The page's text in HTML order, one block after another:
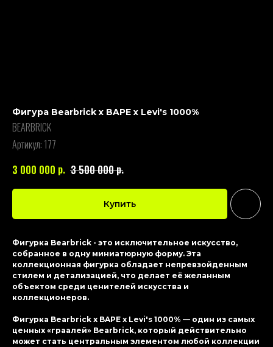
Фигура Bearbrick x BAPE x Levi's 1000%
BEARBRICK
Артикул: 177
3 000 000 р. 3 500 000р.
Купить
Фигурка Bearbrick - это исключительное искусство,
собранное в одну миниатюрную форму. Эта
коллекционная фигурка обладает непревзойденным
стилем и детализацией, что делает её желанным
объектом среди ценителей искусства и
коллекционеров.
Фигурка Bearbrick x BAPE x Levi's 1000% — один из самых
ценных «граалей» Bearbrick, который действительно
может стать центральным элементом любой коллекции